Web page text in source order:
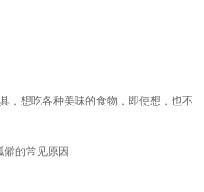
想吃各种美味的食物，即使想，也不